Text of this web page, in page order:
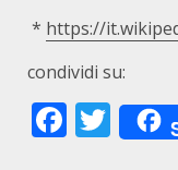
* https://
condividi su: